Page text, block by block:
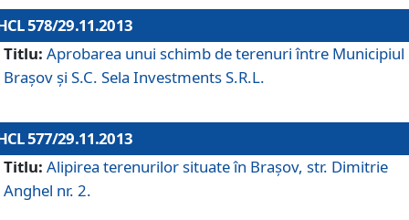
578/29.11.2013
Titlu: Aprobarea unui schimb de terenuri între Municipiul
Braşov şi S.C. Sela Investments S.R.L.
577/29.11.2013
Titlu: Alipirea terenurilor situate în Braşov, str. Dimitrie
Anghel nr. 2.